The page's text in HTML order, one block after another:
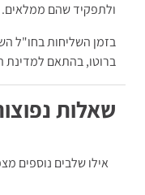
ולתפקיד שהם ממלאים.
ברוטו, בהתאם למדינת
שאלות
אילו שלבים נוספים